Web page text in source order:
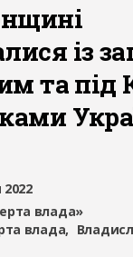
із
та під
2022
влада»
влада